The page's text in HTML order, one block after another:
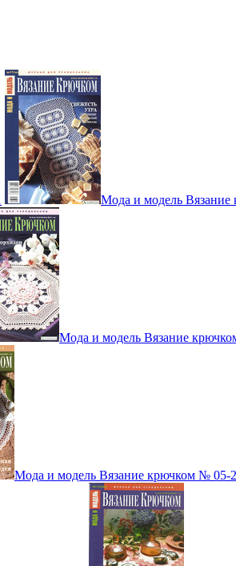
Мода и модель Вязание
Мода и модель Вязание
Мода и модель Вязание крючком № 05-